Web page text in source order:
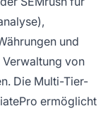
und
von
Die Multi-Tier-
ermöglicht